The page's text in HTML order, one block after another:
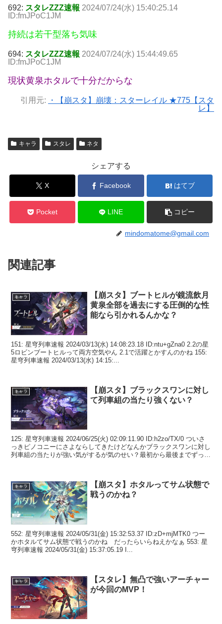
692: スタレZZZ速報 2024/07/24(水) 15:40:25.14
ID:fmJPoC1JM
持続は若干型落ち気味
694: スタレZZZ速報 2024/07/24(水) 15:44:49.65
ID:fmJPoC1JM
現状黄泉ホタルで十分だからな
引用元:
・【崩スタ】崩壊：スターレイル ★775【スタ
レ】
キャラ スタレ ネタ
シェアする
X Facebook はてブ
Pocket LINE コピー
mindomatome@gmail.com
関連記事
キャラ
【崩スタ】ブートヒルが鏡流飲月
黄泉全部を過去にする圧倒的な性
能なら引かれるんかな？
151: 星穹列車速報 2024/03/13(水) 14:08:23.18 ID:ntu+gZna0 2.2の星
5ロビンブートヒルって両方空気やん 2.1で活躍とかすんのかね 155:
星穹列車速報 2024/03/13(水) 14:15:...
キャラ
【崩スタ】ブラックスワンに対し
て列車組の当たり強くない？
125: 星穹列車速報 2024/06/25(火) 02:09:11.90 ID:h2zo/TX/0 ついさ
っきピノコニーにさよならしてきたけどなんかブラックスワンに対し
列車組の当たりが強い気がするが気のせい？最初から最後までずっと
キャラ
【崩スタ】ホタルってサム状態で
戦うのかね？
552: 星穹列車速報 2024/05/31(金) 15:32:53.37 ID:zD+mjMTK0 つー
かホタルてサム状態で戦うのかね だったらいらねえかなぁ 553: 星
穹列車速報 2024/05/31(金) 15:37:05.19 I...
キャラ
【スタレ】無凸で強いアーチャー
が今回のMVP！